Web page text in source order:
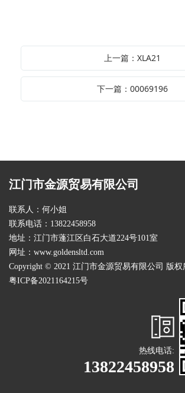
上一篇：XLA21
下一篇：00069196
江门市金源贸易有限公司
联系人：何小姐
联系电话：13822458958
地址：江门市蓬江区白石大道224号101室
网址： www.goldensltd.com
Copyright © 2021 江门市金源贸易有限公司 版权
粤ICP备2021164215号
热线电话:
13822458958